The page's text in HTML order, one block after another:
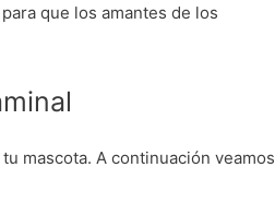
que los amantes de los
mascota. A continuación veamos